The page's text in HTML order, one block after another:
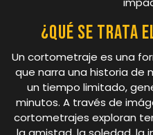
¿Qué se trata
Un cortometraje es una
que narra una historia de
un tiempo limitado,
minutos. A través de
cortometrajes exploran